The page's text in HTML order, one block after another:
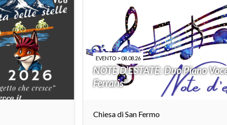
EVENTO > 08.08.26
NOTE D’ESTATE: Duo Piano
Ferraris”
Chiesa di San Fermo